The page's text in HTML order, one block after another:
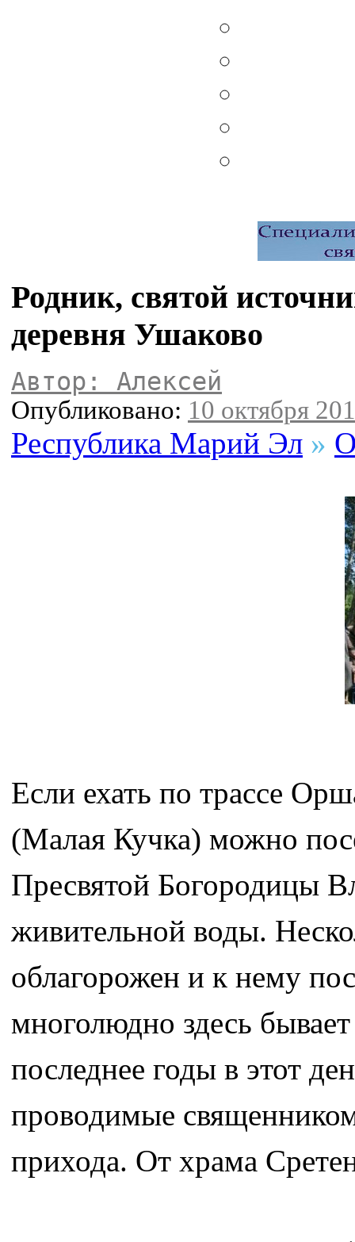
Родник, святой
деревня Ушаково
Автор: Алексей
Опубликовано: 10 октября
Республика Марий Эл »
Если ехать по трассе
(Малая Кучка) можно
Пресвятой Богородицы
живительной воды.
облагорожен и к нему
многолюдно здесь
последнее годы в этот
проводимые
прихода. От храма